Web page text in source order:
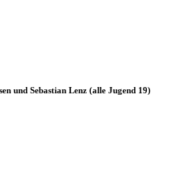
und Sebastian Lenz (alle Jugend 19)